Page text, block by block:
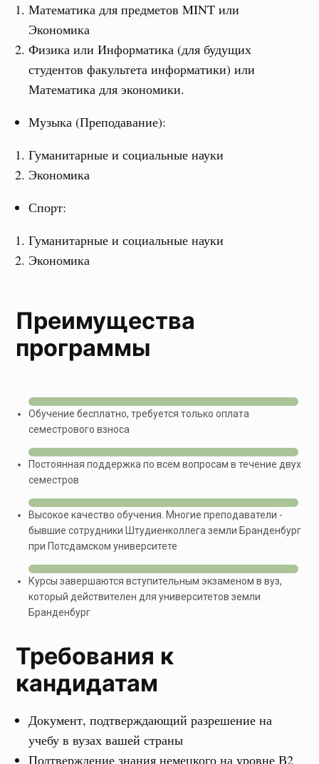
Математика для предметов MINT или
Экономика
Физика или Информатика (для будущих
студентов факультета информатики) или
Математика для экономики.
Музыка (Преподавание):
Гуманитарные и социальные науки
Экономика
Спорт:
Гуманитарные и социальные науки
Экономика
Преимущества
программы
Обучение бесплатно, требуется только оплата
семестрового взноса
Постоянная поддержка по всем вопросам в течение двух
семестров
Высокое качество обучения. Многие преподаватели -
бывшие сотрудники Штудиенколлега земли Бранденбург
при Потсдамском университете
Курсы завершаются вступительным экзаменом в вуз,
который действителен для университетов земли
Бранденбург
Требования к
кандидатам
Документ, подтверждающий разрешение на
учебу в вузах вашей страны
Подтверждение знания немецкого на уровне В2